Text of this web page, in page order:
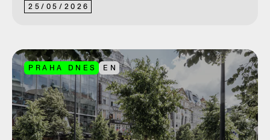
25/ 05/ 2026
PRAHA DNES EN